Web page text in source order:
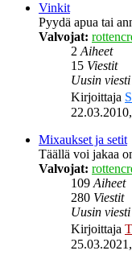
Vinkit
Pyydä apua tai
Valvojat:
2Aiheet
15 Viestit
Uusin viesti
Kirjoittaja
Mixaukset ja setit
Täällä voi jakaa
Valvojat:
109Aiheet
280 Viestit
Uusin viesti
Kirjoittaja